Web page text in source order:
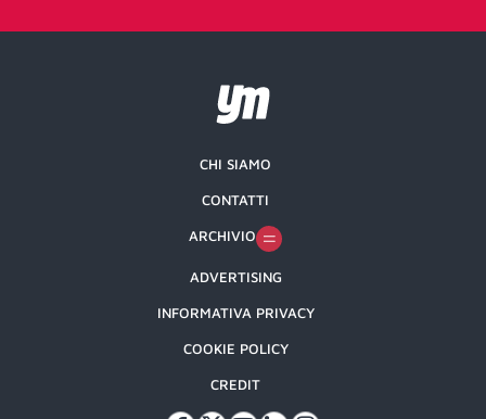
CHI SIAMO
CONTATTI
ARCHIVIO
ADVERTISING
INFORMATIVA PRIVACY
COOKIE POLICY
CREDIT